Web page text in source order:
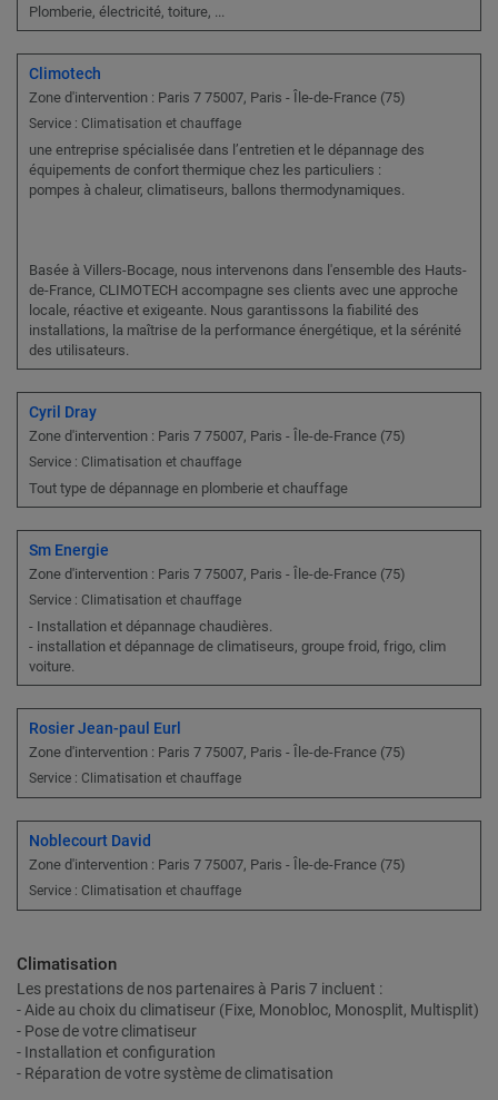
Plomberie, électricité, toiture, ...
Climotech
Zone d'intervention : Paris 7 75007, Paris - Île-de-France (75)
Service : Climatisation et chauffage
une entreprise spécialisée dans l’entretien et le dépannage des
équipements de confort thermique chez les particuliers :
pompes à chaleur, climatiseurs, ballons thermodynamiques.
Basée à Villers-Bocage, nous intervenons dans l'ensemble des Hauts-
de-France, CLIMOTECH accompagne ses clients avec une approche
locale, réactive et exigeante. Nous garantissons la fiabilité des
installations, la maîtrise de la performance énergétique, et la sérénité
des utilisateurs.
Cyril Dray
Zone d'intervention : Paris 7 75007, Paris - Île-de-France (75)
Service : Climatisation et chauffage
Tout type de dépannage en plomberie et chauffage
Sm Energie
Zone d'intervention : Paris 7 75007, Paris - Île-de-France (75)
Service : Climatisation et chauffage
- Installation et dépannage chaudières.
- installation et dépannage de climatiseurs, groupe froid, frigo, clim
voiture.
Rosier Jean-paul Eurl
Zone d'intervention : Paris 7 75007, Paris - Île-de-France (75)
Service : Climatisation et chauffage
Noblecourt David
Zone d'intervention : Paris 7 75007, Paris - Île-de-France (75)
Service : Climatisation et chauffage
Climatisation
Les prestations de nos partenaires à Paris 7 incluent :
- Aide au choix du climatiseur (Fixe, Monobloc, Monosplit, Multisplit)
- Pose de votre climatiseur
- Installation et configuration
- Réparation de votre système de climatisation